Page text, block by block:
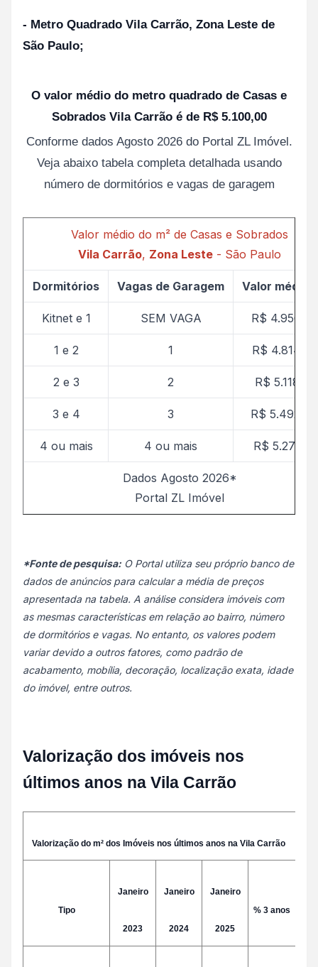
- Metro Quadrado Vila Carrão, Zona Leste de
São Paulo;
O valor médio do metro quadrado de Casas e
Sobrados Vila Carrão é de R$ 5.100,00
Conforme dados Agosto 2026 do Portal ZL Imóvel.
Veja abaixo tabela completa detalhada usando
número de dormitórios e vagas de garagem
Valor médio do m² de Casas e Sobrados
Vila Carrão, Zona Leste - São Paulo
Dormitórios Vagas de Garagem Valor médio
Kitnet e 1 SEM VAGA R$ 4.956,89
1 e 2 1 R$ 4.814,33
2 e 3 2 R$ 5.118,15
3 e 4 3 R$ 5.492,70
4 ou mais 4 ou mais R$ 5.276,12
Dados Agosto 2026*
Portal ZL Imóvel
*Fonte de pesquisa: O Portal utiliza seu próprio banco de
dados de anúncios para calcular a média de preços
apresentada na tabela. A análise considera imóveis com
as mesmas características em relação ao bairro, número
de dormitórios e vagas. No entanto, os valores podem
variar devido a outros fatores, como padrão de
acabamento, mobília, decoração, localização exata, idade
do imóvel, entre outros.
Valorização dos imóveis nos
últimos anos na Vila Carrão
Valorização do m² dos Imóveis nos últimos anos na Vila Carrão
Tipo
Janeiro
2023
Janeiro
2024
Janeiro
2025
% 3 anos